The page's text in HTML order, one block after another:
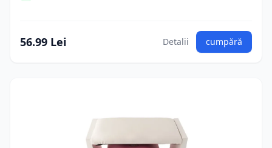
56.99 Lei Detalii cumpără